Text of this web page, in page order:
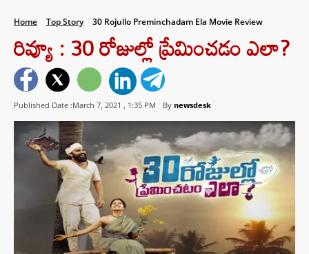
Home Top Story 30 Rojullo Preminchadam Ela Movie Review
రివ్యూ : 30 రోజుల్లో ప్రేమించడం ఎలా?
Published Date :March 7, 2021 , 1:35 PM By newsdesk